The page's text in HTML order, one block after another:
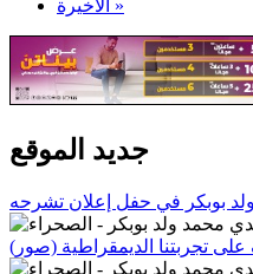
الأخيرة »
جديد الموقع
بوبكر في حفل إعلان تشرحه
على تجربتنا الديمقراطية (صور)